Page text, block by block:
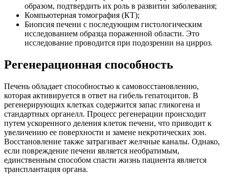
образом, подтвердить их роль в развитии заболевания;
Компьютерная томография (КТ);
Биопсия печени с последующим гистологическим
исследованием образца пораженной области. Это
исследование проводится при подозрении на цирроз.
Регенерационная способность
Печень обладает способностью к самовосстановлению,
которая активируется в ответ на гибель гепатоцитов. В
регенерирующих клетках содержится запас гликогена и
стандартных органелл. Процесс регенерации происходит
путем ускоренного деления клеток печени, что приводит к
увеличению ее поверхности и замене некротических зон.
Восстановление также затрагивает желчные каналы. Однако,
если повреждение печени является необратимым,
единственным способом спасти жизнь пациента является
трансплантация органа.